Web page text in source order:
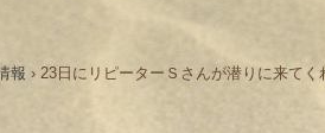
報 › 23日にリピーターＳさんが潜りに来てく